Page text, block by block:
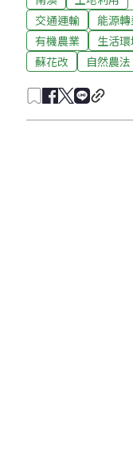
交通運輸
能源轉
有機農業
生活環
蘇花改
自然農法